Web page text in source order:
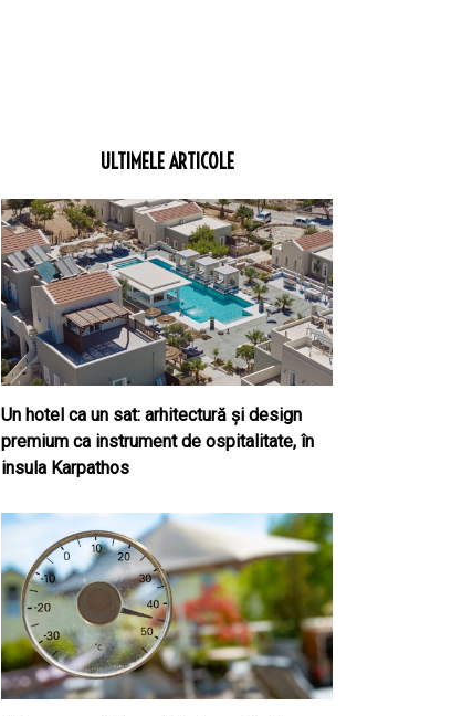
ULTIMELE ARTICOLE
Un hotel ca un sat: arhitectură și design
premium ca instrument de ospitalitate, în
insula Karpathos